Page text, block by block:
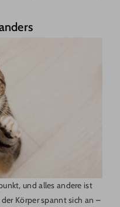
und alles andere ist
Körper spannt sich an –